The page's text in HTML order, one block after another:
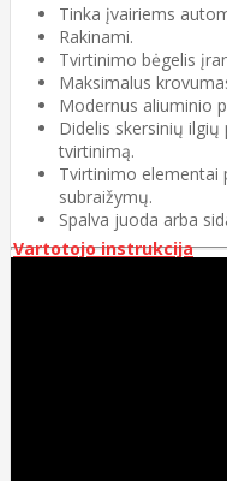
Tinka įvairiems
Rakinami.
Tvirtinimo bėgelis
Maksimalus
Modernus aliuminio
Didelis skersinių
tvirtinimą.
Tvirtinimo elementai
subraižymų.
Spalva juoda arba
Vartotojo instrukcija